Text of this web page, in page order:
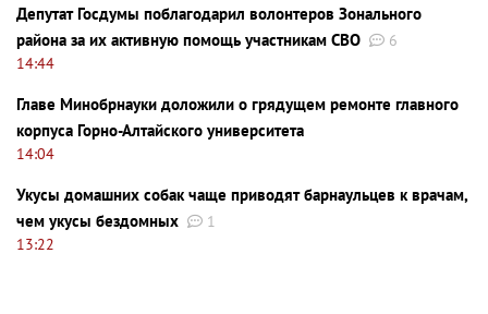
Депутат Госдумы поблагодарил волонтеров Зонального
района за их активную помощь участникам СВО
6
14:44
Главе Минобрнауки доложили о грядущем ремонте главного
корпуса Горно-Алтайского университета
14:04
Укусы домашних собак чаще приводят барнаульцев к врачам,
чем укусы бездомных
1
13:22